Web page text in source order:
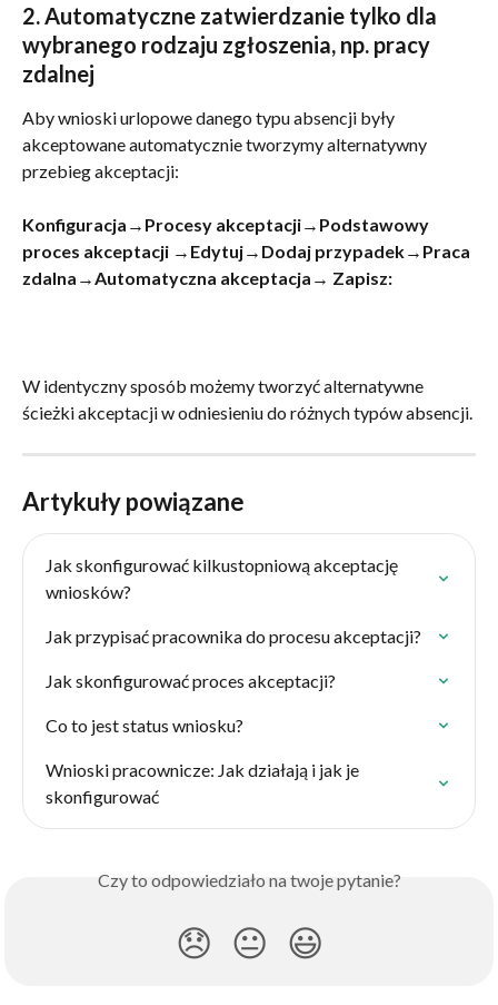
2. Automatyczne zatwierdzanie tylko dla
wybranego rodzaju zgłoszenia, np. pracy
zdalnej
Aby wnioski urlopowe danego typu absencji były
akceptowane automatycznie tworzymy alternatywny
przebieg akceptacji:
Konfiguracja→Procesy akceptacji→Podstawowy
proces akceptacji →Edytuj→Dodaj przypadek→Praca
zdalna→Automatyczna akceptacja→ Zapisz:
W identyczny sposób możemy tworzyć alternatywne
ścieżki akceptacji w odniesieniu do różnych typów absencji.
Artykuły powiązane
Jak skonfigurować kilkustopniową akceptację
wniosków?
Jak przypisać pracownika do procesu akceptacji?
Jak skonfigurować proces akceptacji?
Co to jest status wniosku?
Wnioski pracownicze: Jak działają i jak je
skonfigurować
Czy to odpowiedziało na twoje pytanie?
😞 😐 😃